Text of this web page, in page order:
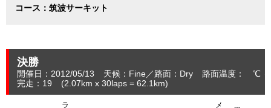
コース：筑波サーキット
決勝
開催日：2012/05/13 天候：Fine 路面：Dry
路面温度： ℃
完走：19
(2.07km x 30laps = 62.1 km)
ラ
メ